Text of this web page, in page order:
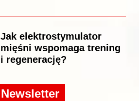
Jak elektrostymulator
mięśni wspomaga trening
i regenerację?
Newsletter